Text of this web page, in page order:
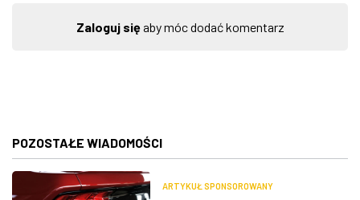
Zaloguj sięaby móc dodać komentarz
POZOSTAŁE WIADOMOŚCI
ARTYKUŁ SPONSOROWANY